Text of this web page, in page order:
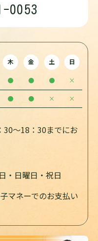
0053
木 金 土 日
● ● ● ×
● ● × ×
～18：30までにお
・日曜日・祝日
マネーでのお支払い